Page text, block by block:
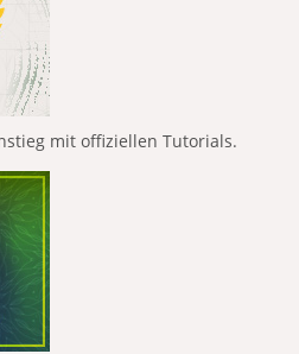
mit offiziellen Tutorials.